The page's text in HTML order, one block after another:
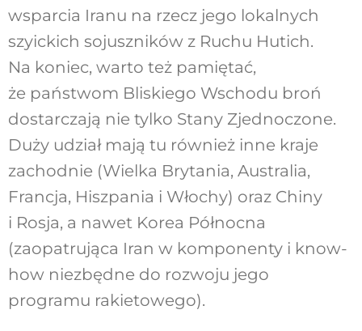
wsparcia Iranu na rzecz jego lokalnych
szyickich sojuszników z Ruchu Hutich.
Na koniec, warto też pamiętać,
że państwom Bliskiego Wschodu broń
dostarczają nie tylko Stany Zjednoczone.
Duży udział mają tu również inne kraje
zachodnie (Wielka Brytania, Australia,
Francja, Hiszpania i Włochy) oraz Chiny
i Rosja, a nawet Korea Północna
(zaopatrująca Iran w komponenty i know-
how niezbędne do rozwoju jego
programu rakietowego).